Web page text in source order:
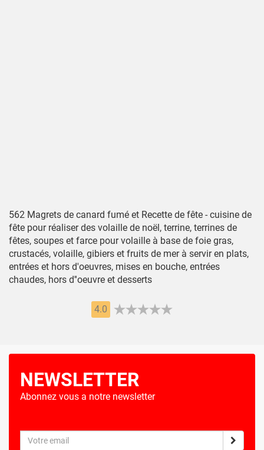
562 Magrets de canard fumé et Recette de fête - cuisine de
fête pour réaliser des volaille de noël, terrine, terrines de
fêtes, soupes et farce pour volaille à base de foie gras,
crustacés, volaille, gibiers et fruits de mer à servir en plats,
entrées et hors d'oeuvres, mises en bouche, entrées
chaudes, hors d''oeuvre et desserts
4.0
NEWSLETTER
Abonnez vous a notre newsletter